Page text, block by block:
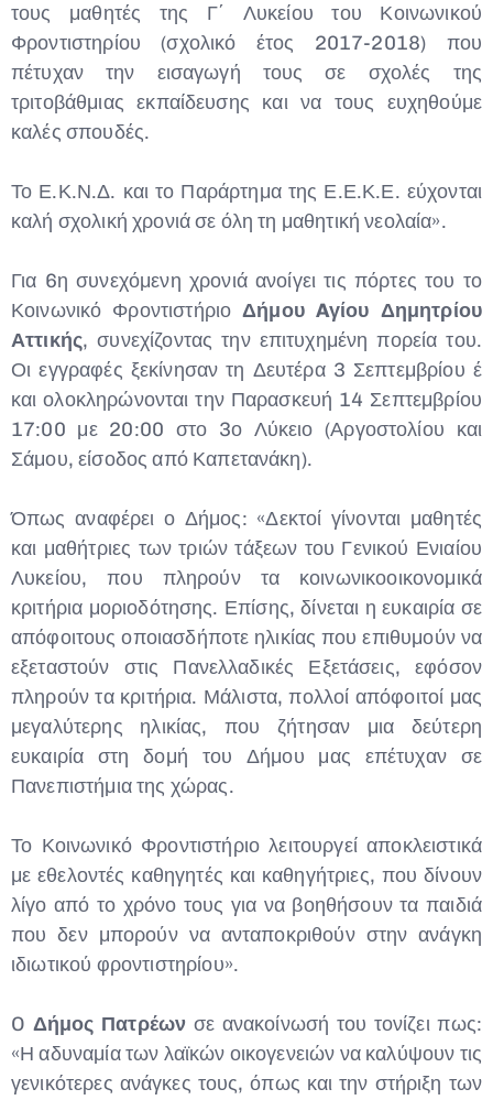
τους μαθητές της Γ΄ Λυκείου του Κοινωνικού
Φροντιστηρίου (σχολικό έτος 2017-2018) που
πέτυχαν την εισαγωγή τους σε σχολές της
τριτοβάθμιας εκπαίδευσης και να τους ευχηθούμε
καλές σπουδές.
Το Ε.Κ.Ν.Δ. και το Παράρτημα της Ε.Ε.Κ.Ε. εύχονται
καλή σχολική χρονιά σε όλη τη μαθητική νεολαία».
Για 6η συνεχόμενη χρονιά ανοίγει τις πόρτες του το
Κοινωνικό ΦροντιστήριοΔήμου Aγίου Δημητρίου
Αττικής, συνεχίζοντας την επιτυχημένη πορεία του.
Οι εγγραφές ξεκίνησαν τη Δευτέρα 3 Σεπτεμβρίου έ
και ολοκληρώνονται την Παρασκευή 14 Σεπτεμβρίου
17:00 με 20:00 στο 3ο Λύκειο (Αργοστολίου και
Σάμου, είσοδος από Καπετανάκη).
Όπως αναφέρει ο Δήμος: «Δεκτοί γίνονται μαθητές
και μαθήτριες των τριών τάξεων του Γενικού Ενιαίου
Λυκείου, που πληρούν τα κοινωνικοοικονομικά
κριτήρια μοριοδότησης. Επίσης, δίνεται η ευκαιρία σε
απόφοιτους οποιασδήποτε ηλικίας που επιθυμούν να
εξεταστούν στις Πανελλαδικές Εξετάσεις, εφόσον
πληρούν τα κριτήρια. Μάλιστα, πολλοί απόφοιτοί μας
μεγαλύτερης ηλικίας, που ζήτησαν μια δεύτερη
ευκαιρία στη δομή του Δήμου μας επέτυχαν σε
Πανεπιστήμια της χώρας.
Το Κοινωνικό Φροντιστήριο λειτουργεί αποκλειστικά
με εθελοντές καθηγητές και καθηγήτριες, που δίνουν
λίγο από το χρόνο τους για να βοηθήσουν τα παιδιά
που δεν μπορούν να ανταποκριθούν στην ανάγκη
ιδιωτικού φροντιστηρίου».
O Δήμος Πατρέων σε ανακοίνωσή του τονίζει πως:
«Η αδυναμία των λαϊκών οικογενειών να καλύψουν τις
γενικότερες ανάγκες τους, όπως και την στήριξη των